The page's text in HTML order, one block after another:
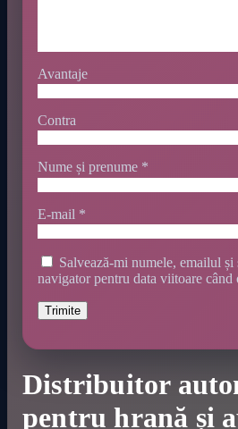
Avantaje
Contra
Nume și prenume *
E-mail *
Salvează-mi numele, emailul
navigator pentru data viitoare când
Distribuitor
pentru hrană și